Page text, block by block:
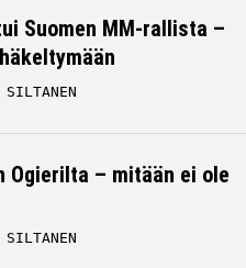
Suomen MM-rallista –
SILTANEN
Ogierilta – mitään ei ole
SILTANEN